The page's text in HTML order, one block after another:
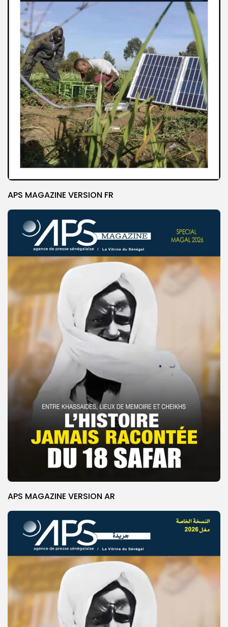
APS MAGAZINE VERSION FR
APS MAGAZINE VERSION AR